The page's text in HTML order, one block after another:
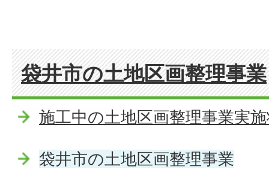
袋井市の土地区画整理事業
施工中の土地区画整理事業実
袋井市の土地区画整理事業